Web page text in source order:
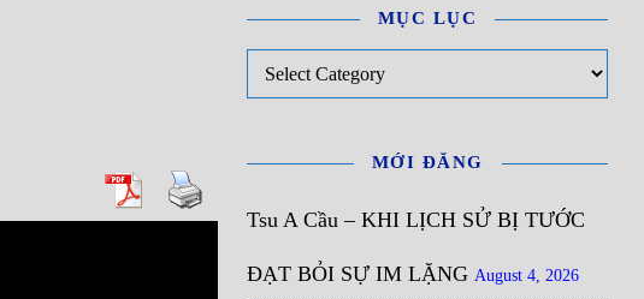
MỤC LỤC
MỚI ĐĂNG
Tsu A Cầu – KHI LỊCH SỬ BỊ TƯỚC
ĐẠT BỎI SỰ IM LẶNG August 4, 2026